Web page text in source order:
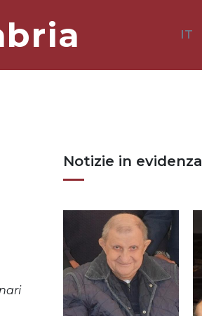
IT
Notizie in evidenza